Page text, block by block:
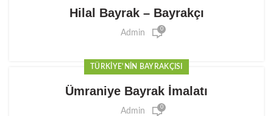
Hilal Bayrak – Bayrakçı
Admin 0
TÜRKIYE'NIN BAYRAKÇISI
Ümraniye Bayrak İmalatı
Admin 0